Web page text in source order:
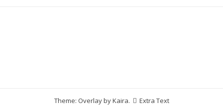
Theme: Overlay byKaira. Extra Text